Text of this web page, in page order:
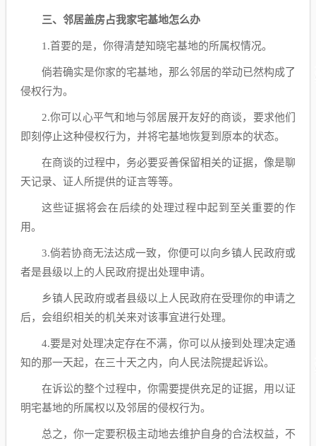
三、邻居盖房占我家宅基地怎么办
1.首要的是，你得清楚知晓宅基地的所属权情况。
倘若确实是你家的宅基地，那么邻居的举动已然构成了
侵权行为。
2.你可以心平气和地与邻居展开友好的商谈，要求他们
即刻停止这种侵权行为，并将宅基地恢复到原本的状态。
在商谈的过程中，务必要妥善保留相关的证据，像是聊
天记录、证人所提供的证言等等。
这些证据将会在后续的处理过程中起到至关重要的作
用。
3.倘若协商无法达成一致，你便可以向乡镇人民政府或
者是县级以上的人民政府提出处理申请。
乡镇人民政府或者县级以上人民政府在受理你的申请之
后，会组织相关的机关来对该事宜进行处理。
4.要是对处理决定存在不满，你可以从接到处理决定通
知的那一天起，在三十天之内，向人民法院提起诉讼。
在诉讼的整个过程中，你需要提供充足的证据，用以证
明宅基地的所属权以及邻居的侵权行为。
总之，你一定要积极主动地去维护自身的合法权益，不